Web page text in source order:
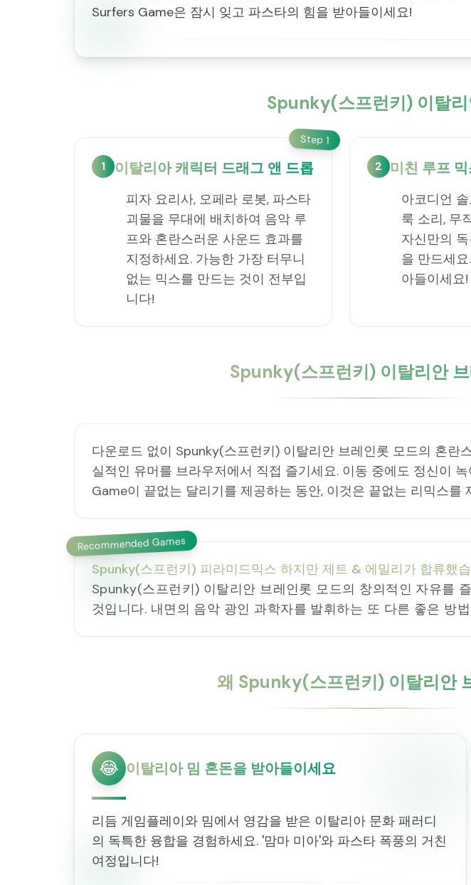
Surfers Game은 잠시 잊고 파스타의 힘을 받아들이세요!
Spunky(스프런키) 이탈리
Step 1
1 이탈리아 캐릭터 드래그 앤 드롭
피자 요리사, 오페라 로봇, 파스타
괴물을 무대에 배치하여 음악 루
프와 혼란스러운 사운드 효과를
지정하세요. 가능한 가장 터무니
없는 믹스를 만드는 것이 전부입
니다!
2 미친 루프
아코디언
룩 소리, 무
자신만의
을 만드세
아들이세요!
Spunky(스프런키) 이탈리안
다운로드 없이 Spunky(스프런키) 이탈리안 브레인롯 모드의 혼란
실적인 유머를 브라우저에서 직접 즐기세요. 이동 중에도 정신이
Game이 끝없는 달리기를 제공하는 동안, 이것은 끝없는 리믹스를
Recommended Games
Spunky(스프런키) 피라미드믹스 하지만 제트 & 에밀리가 합류했
Spunky(스프런키) 이탈리안 브레인롯 모드의 창의적인 자유를
것입니다. 내면의 음악 광인 과학자를 발휘하는 또 다른 좋은 방
왜 Spunky(스프런키) 이탈리안
😂 이탈리아 밈 혼돈을 받아들이세요
리듬 게임플레이와 밈에서 영감을 받은 이탈리아 문화 패러디
의 독특한 융합을 경험하세요. '맘마 미아'와 파스타 폭풍의 거친
여정입니다!